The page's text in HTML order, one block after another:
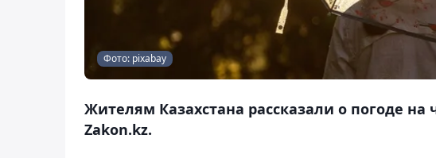
Фото: pixabay
Жителям Казахстана рассказали о погоде на
Zakon.kz.